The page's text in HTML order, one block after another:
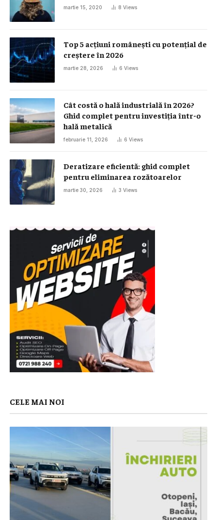
martie 15, 2020 8 Views
Top 5 acțiuni românești cu potențial de
creștere în 2026
martie 28, 2026 6 Views
Cât costă o hală industrială în 2026?
Ghid complet pentru investiția într-o
hală metalică
februarie 11, 2026 6 Views
Deratizare eficientă: ghid complet
pentru eliminarea rozătoarelor
martie 30, 2026 3 Views
CELE MAI NOI